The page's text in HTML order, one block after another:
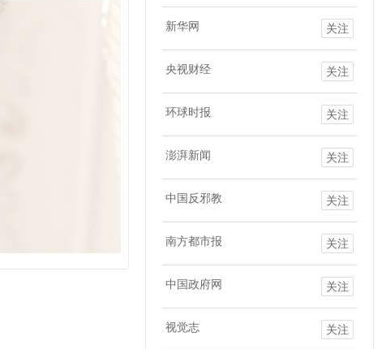
新华网 关注
央视财经 关注
环球时报 关注
澎湃新闻 关注
中国反邪教 关注
南方都市报 关注
中国政府网 关注
视觉志 关注